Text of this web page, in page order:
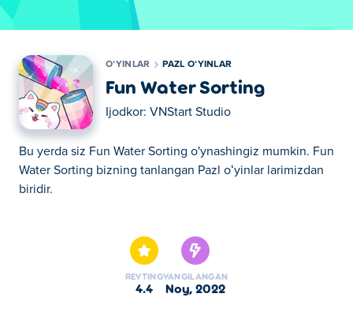
OʻYINLAR PAZL OʻYINLAR
Fun Water Sorting
Ijodkor: VNStart Studio
Bu yerda siz Fun Water Sorting o'ynashingiz mumkin. Fun
Water Sorting bizning tanlangan Pazl oʻyinlar larimizdan
biridir.
REYTING
4.4
YANGILANGAN
noy, 2022